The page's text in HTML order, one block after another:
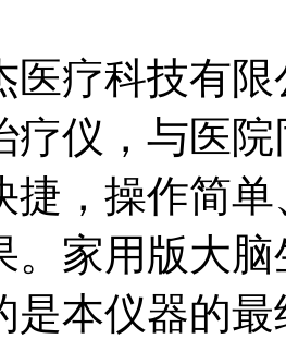
科技有限
疗仪，与医
捷，操作简
。家用版大
是本仪器的